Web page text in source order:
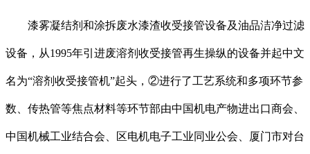
漆雾凝结剂和涂拆废水漆渣收受接管设备及油品洁净过滤
设备，从1995年引进废溶剂收受接管再生操纵的设备并起中文
名为“溶剂收受接管机”起头，②进行了工艺系统和多项环节参
数、传热管等焦点材料等环节部由中国机电产物进出口商会、
中国机械工业结合会、区电机电子工业同业公会、厦门市对台